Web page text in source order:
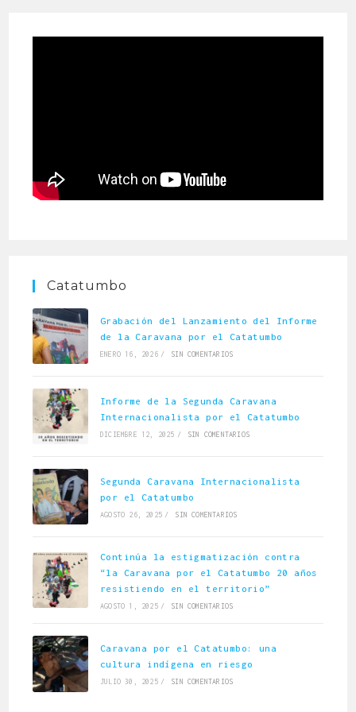
Catatumbo
Grabación del Lanzamiento del Informe
de la Caravana por el Catatumbo
ENERO 16, 2026 / SIN COMENTARIOS
Informe de la Segunda Caravana
Internacionalista por el Catatumbo
DICIEMBRE 12, 2025 / SIN COMENTARIOS
Segunda Caravana Internacionalista
por el Catatumbo
AGOSTO 26, 2025 / SIN COMENTARIOS
Continúa la estigmatización contra
“la Caravana por el Catatumbo 20 años
resistiendo en el territorio”
AGOSTO 1, 2025 / SIN COMENTARIOS
Caravana por el Catatumbo: una
cultura indígena en riesgo
JULIO 30, 2025 / SIN COMENTARIOS